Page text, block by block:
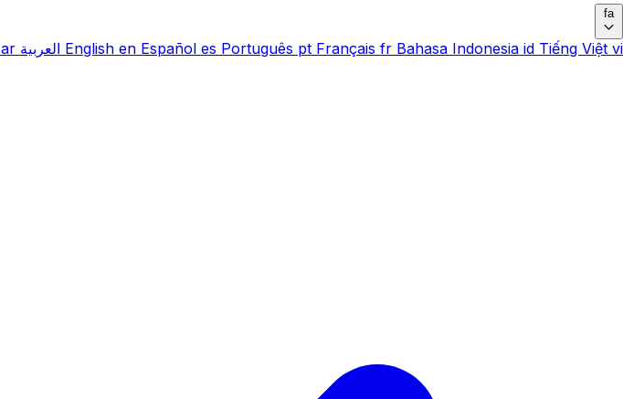
fa
English en Español es Português pt Français fr Bahasa Indonesia id Tiếng Việt vi العربية ar